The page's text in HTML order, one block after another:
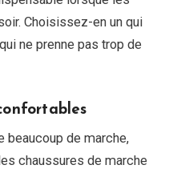
Choisissez-en un qui
ne prenne pas trop de
beaucoup de marche,
chaussures de marche